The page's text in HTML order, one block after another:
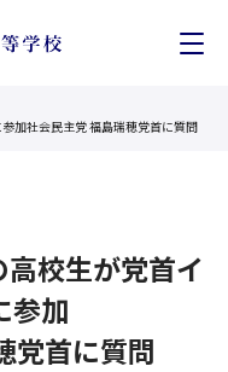
加社会民主党 福島瑞穂党首に質問
高校生が党首イ
参加
党首に質問